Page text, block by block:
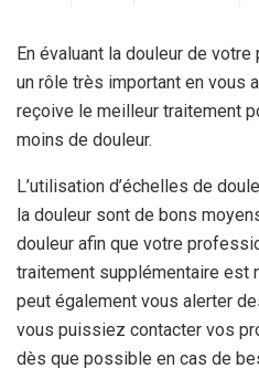
En évaluant la douleur de
un rôle très important en vous
reçoive le meilleur traitement
moins de douleur.
L’utilisation d’échelles de
la douleur sont de bons
douleur afin que votre
traitement supplémentaire est
peut également vous alerter
vous puissiez contacter vos
dès que possible en cas de